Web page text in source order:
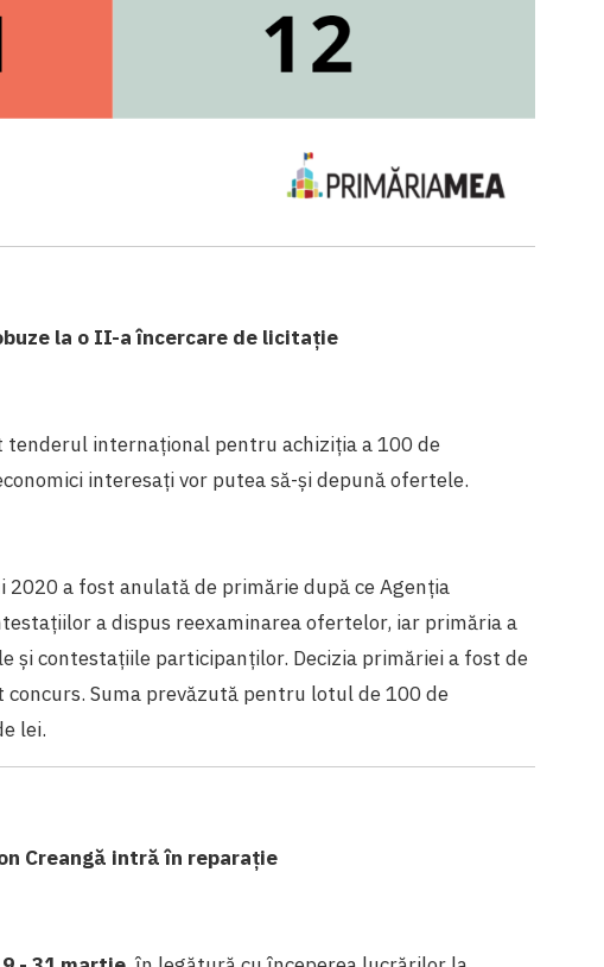
la o II-a încercare de licitație
internațional pentru achiziția a 100 de
interesați vor putea să-și depună ofertele.
a fost anulată de primărie după ce Agenția
a dispus reexaminarea ofertelor, iar primăria a
și contestațiile participanților. Decizia primăriei a fost de
Suma prevăzută pentru lotul de 100 de
lei.
Creangă intră în reparație